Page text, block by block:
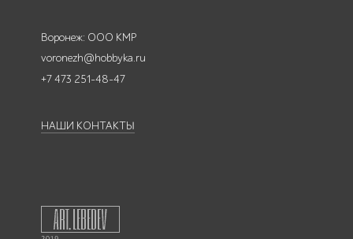
Воронеж: ООО КМР
voronezh@hobbyka.ru
+7 473 251-48-47
НАШИ КОНТАКТЫ